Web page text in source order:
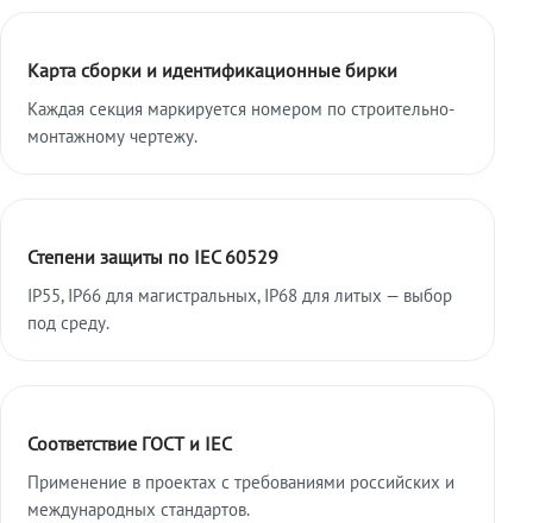
Карта сборки и идентификационные бирки
Каждая секция маркируется номером по строительно-
монтажному чертежу.
Степени защиты по IEC 60529
IP55, IP66 для магистральных, IP68 для литых — выбор
под среду.
Соответствие ГОСТ и IEC
Применение в проектах с требованиями российских и
международных стандартов.